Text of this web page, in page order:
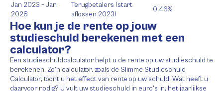
Jan 2023 – Jan
2028
Terugbetalers (start
aflossen 2023)
0,46%
Hoe kun je de rente op jouw
studieschuld berekenen met een
calculator?
Een studieschuldcalculator helpt u de rente op uw studieschuld te
berekenen. Zo’n calculator, zoals de Slimme Studieschuld
Calculator, toont u het effect van rente op uw schuld. Wat heeft u
daarvoor nodig? U vult uw studieschuld in euro’s in, het jaarlijkse